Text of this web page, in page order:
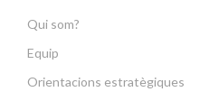
Qui som?
Equip
Orientacions estratègiques